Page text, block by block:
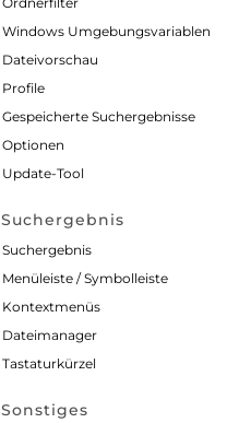
Windows Umgebungsvariablen
Dateivorschau
Profile
Gespeicherte Suchergebnisse
Optionen
Update-Tool
Suchergebnis
Suchergebnis
Menüleiste / Symbolleiste
Kontextmenüs
Dateimanager
Tastaturkürzel
Sonstiges